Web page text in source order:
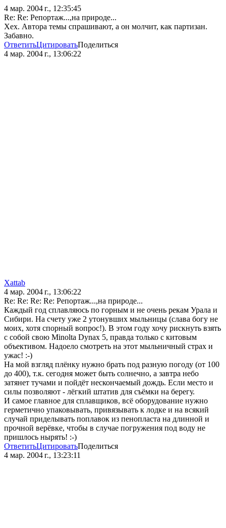
4 мар. 2004 г., 12:35:45
Re: Re: Репортаж...,на природе...
Хех. Автора темы спрашивают, а он молчит, как партизан.
Забавно.
ОтветитьЦитироватьПоделиться
4 мар. 2004 г., 13:06:22
Xattab
4 мар. 2004 г., 13:06:22
Re: Re: Re: Re: Репортаж...,на природе...
Каждый год сплавляюсь по горным и не очень рекам Урала и
Сибири. На счету уже 2 утонувших мыльницы (слава богу не
моих, хотя спорный вопрос!). В этом году хочу рискнуть взять
с собой свою Minolta Dynax 5, правда только с китовым
объективом. Надоело смотреть на этот мыльничный страх и
ужас! :-)
На мой взгляд плёнку нужно брать под разную погоду (от 100
до 400), т.к. сегодня может быть солнечно, а завтра небо
затянет тучами и пойдёт нескончаемый дождь. Если место и
силы позволяют - лёгкий штатив для съёмки на берегу.
И самое главное для сплавщиков, всё оборудование нужно
герметично упаковывать, привязывать к лодке и на всякий
случай приделывать поплавок из пенопласта на длинной и
прочной верёвке, чтобы в случае погружения под воду не
пришлось нырять! :-)
ОтветитьЦитироватьПоделиться
4 мар. 2004 г., 13:23:11